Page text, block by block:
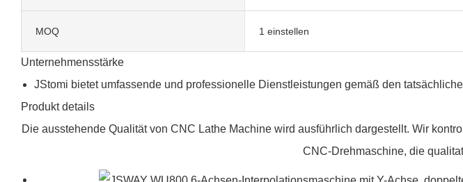
MOQ 1 einstellen
Unternehmensstärke
JStomi bietet umfassende und professionelle Dienstleistungen gemäß den
Produkt details
Die ausstehende Qualität von CNC Lathe Machine wird ausführlich dargestellt. Wir
CNC-Drehmaschine, die